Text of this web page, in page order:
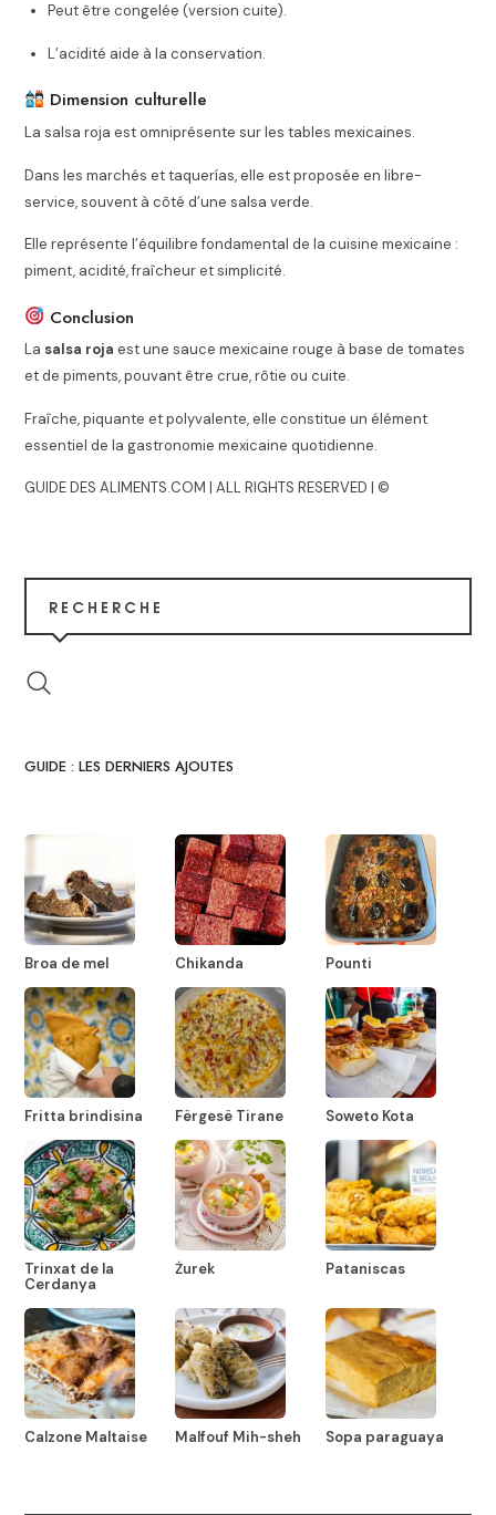
Peut être congelée (version cuite).
L’acidité aide à la conservation.
Dimension culturelle
La salsa roja est omniprésente sur les tables mexicaines.
Dans les marchés et taquerías, elle est proposée en libre-
service, souvent à côté d’une salsa verde.
Elle représente l’équilibre fondamental de la cuisine mexicaine :
piment, acidité, fraîcheur et simplicité.
Conclusion
La salsa roja est une sauce mexicaine rouge à base de tomates
et de piments, pouvant être crue, rôtie ou cuite.
Fraîche, piquante et polyvalente, elle constitue un élément
essentiel de la gastronomie mexicaine quotidienne.
GUIDE DES ALIMENTS.COM | ALL RIGHTS RESERVED | ©
RECHERCHE
GUIDE : LES DERNIERS AJOUTES
Broa de mel Chikanda Pounti
Fritta brindisina Fërgesë Tirane Soweto Kota
Trinxat de la
Cerdanya
Żurek Pataniscas
Calzone Maltaise Malfouf Mih-sheh Sopa paraguaya